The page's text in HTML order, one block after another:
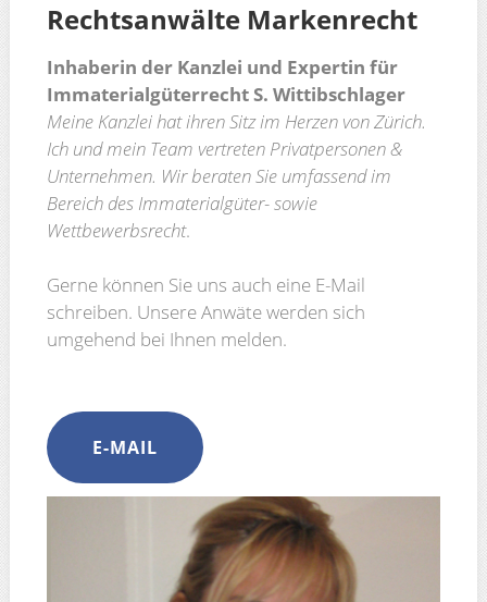
RechtsanwälteMarkenrecht
Inhaberin der Kanzlei und Expertin für
Immaterialgüterrecht S. Wittibschlager
Meine Kanzlei hat ihren Sitz im Herzen von Zürich.
Ich und mein Team vertreten Privatpersonen &
Unternehmen. Wir beraten Sie umfassend im
Bereich des Immaterialgüter- sowie
Wettbewerbsrecht.
Gerne können Sie uns auch eine E-Mail
schreiben. Unsere Anwäte werden sich
umgehend bei Ihnen melden.
E-MAIL